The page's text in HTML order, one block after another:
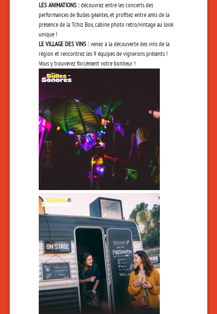
LES ANIMATIONS :découvrez entre les concerts des
performances de Bulles géantes, et profitez entre amis de la
présence de la Tchiz Box, cabine photo retro/vintage au look
unique !
LE VILLAGE DES VINS :venez à la découverte des vins de la
région et rencontrez les 9 équipes de vignerons présents !
Vous y trouverez forcément votre bonheur !